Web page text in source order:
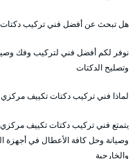
هل تبحث عن أفضل فني تركيب
نوفر لكم أفضل فني لتركيب وفك
وتصليح الدكتات
لماذا فني تركيب دكتات تكييف
يتمتع فني تركيب دكتات تكييف مركزي
وصيانة وحل كافة الأعطال في أجهزة
والخارجية